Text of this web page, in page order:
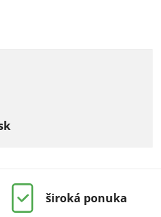
široká ponuka